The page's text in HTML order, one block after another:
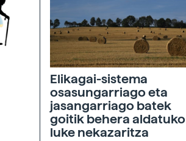
Elikagai-sistema
osasungarriago eta
jasangarriago batek
goitik behera aldatuko
luke nekazaritza